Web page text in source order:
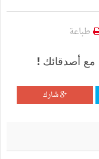
طباعة
أصدقائك !
شارك